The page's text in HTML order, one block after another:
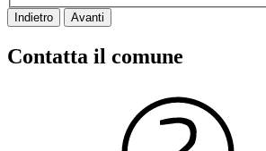
Indietro Avanti
Contatta il comune